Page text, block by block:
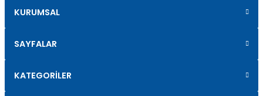
KURUMSAL
SAYFALAR
KATEGORİLER